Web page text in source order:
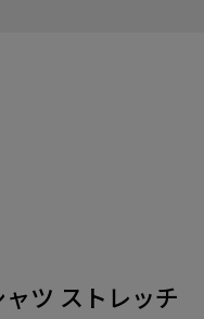
ツ ストレッチ